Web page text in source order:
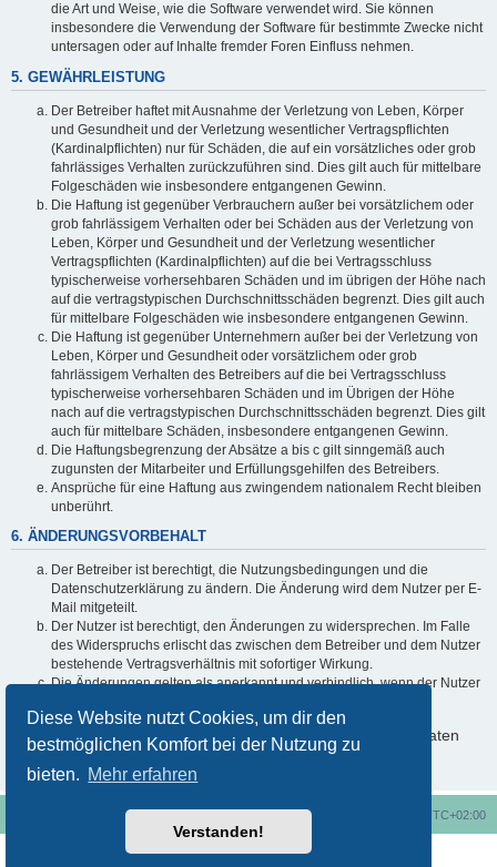
Diese Website nutzt Cookies, um dir den
bestmöglichen Komfort bei der Nutzung zu
bieten. Mehr erfahren
Verstanden!
die Art und Weise, wie die Software verwendet wird. Sie können
insbesondere die Verwendung der Software für bestimmte Zwecke nicht
untersagen oder auf Inhalte fremder Foren Einfluss nehmen.
5. GEWÄHRLEISTUNG
Der Betreiber haftet mit Ausnahme der Verletzung von Leben, Körper
und Gesundheit und der Verletzung wesentlicher Vertragspflichten
(Kardinalpflichten) nur für Schäden, die auf ein vorsätzliches oder grob
fahrlässiges Verhalten zurückzuführen sind. Dies gilt auch für mittelbare
Folgeschäden wie insbesondere entgangenen Gewinn.
Die Haftung ist gegenüber Verbrauchern außer bei vorsätzlichem oder
grob fahrlässigem Verhalten oder bei Schäden aus der Verletzung von
Leben, Körper und Gesundheit und der Verletzung wesentlicher
Vertragspflichten (Kardinalpflichten) auf die bei Vertragsschluss
typischerweise vorhersehbaren Schäden und im übrigen der Höhe nach
auf die vertragstypischen Durchschnittsschäden begrenzt. Dies gilt auch
für mittelbare Folgeschäden wie insbesondere entgangenen Gewinn.
Die Haftung ist gegenüber Unternehmern außer bei der Verletzung von
Leben, Körper und Gesundheit oder vorsätzlichem oder grob
fahrlässigem Verhalten des Betreibers auf die bei Vertragsschluss
typischerweise vorhersehbaren Schäden und im Übrigen der Höhe
nach auf die vertragstypischen Durchschnittsschäden begrenzt. Dies gilt
auch für mittelbare Schäden, insbesondere entgangenen Gewinn.
Die Haftungsbegrenzung der Absätze a bis c gilt sinngemäß auch
zugunsten der Mitarbeiter und Erfüllungsgehilfen des Betreibers.
Ansprüche für eine Haftung aus zwingendem nationalem Recht bleiben
unberührt.
6. ÄNDERUNGSVORBEHALT
Der Betreiber ist berechtigt, die Nutzungsbedingungen und die
Datenschutzerklärung zu ändern. Die Änderung wird dem Nutzer per E-
Mail mitgeteilt.
Der Nutzer ist berechtigt, den Änderungen zu widersprechen. Im Falle
des Widerspruchs erlischt das zwischen dem Betreiber und dem Nutzer
bestehende Vertragsverhältnis mit sofortiger Wirkung.
Die Änderungen gelten als anerkannt und verbindlich, wenn der Nutzer
Informationen über den Umgang mit deinen persönlichen Daten
sind in der Datenschutzerklärung enthalten.
Foren-Übersicht UTC+02:00
Alle Cookies löschen
Nutzungsbedingungen
Datenschutzerklärung